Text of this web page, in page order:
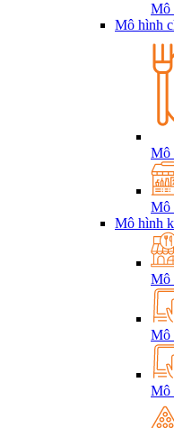
Mô
Mô hình
Mô
Mô
Mô hình
Mô
Mô
Mô